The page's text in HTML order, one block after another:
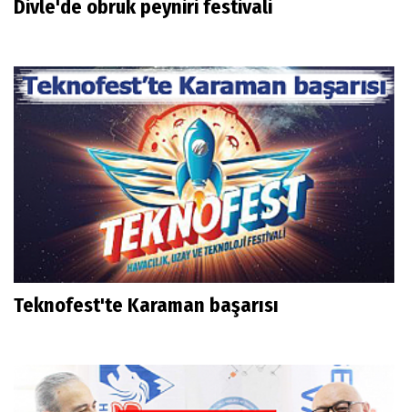
Divle'de obruk peyniri festivali
Teknofest'te Karaman başarısı